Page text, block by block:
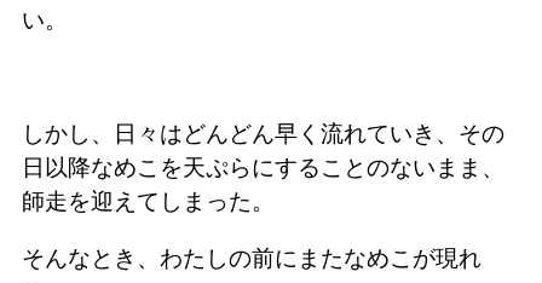
い。
しかし、日々はどんどん早く流れていき、その
日以降なめこを天ぷらにすることのないまま、
師走を迎えてしまった。
そんなとき、わたしの前にまたなめこが現れ